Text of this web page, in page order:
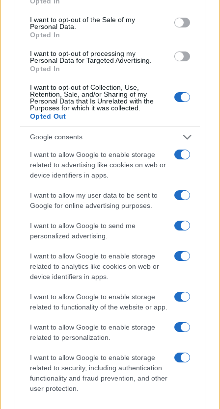
use your data for below specified purposes in below Google
consent section.
I want to opt-out of the Sale of my
Personal Data.
Opted In
I want to opt-out of processing my
Personal Data for Targeted Advertising.
Opted In
I want to opt-out of Collection, Use,
Retention, Sale, and/or Sharing of my
Personal Data that Is Unrelated with the
Purposes for which it was collected.
Opted Out
Google consents
I want to allow Google to enable storage
related to advertising like cookies on web or
device identifiers in apps.
I want to allow my user data to be sent to
Google for online advertising purposes.
I want to allow Google to send me
personalized advertising.
I want to allow Google to enable storage
related to analytics like cookies on web or
device identifiers in apps.
I want to allow Google to enable storage
related to functionality of the website or app.
I want to allow Google to enable storage
related to personalization.
I want to allow Google to enable storage
related to security, including authentication
functionality and fraud prevention, and other
user protection.
Continua a leggere
ESG AZIENDE
Retention nel settore finanziario: soluzioni per
fidelizzare i professionisti nel 2026